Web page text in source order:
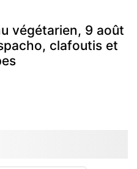
végétarien, 9 août
clafoutis et